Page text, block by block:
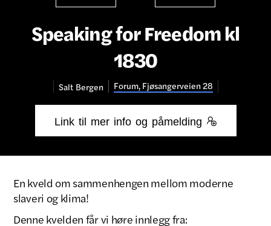
Speaking for Freedom kl
1830
Salt Bergen Forum, Fjøsangerveien 28
Link til mer info og påmelding 
En kveld om sammenhengen mellom moderne
slaveri og klima!
Denne kvelden får vi høre innlegg fra: